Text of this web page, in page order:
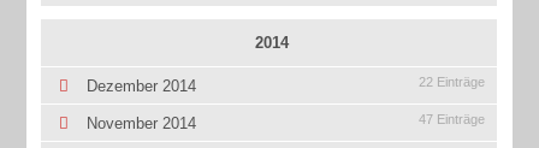
2014
Dezember 2014 22 Einträge
November 2014 47 Einträge